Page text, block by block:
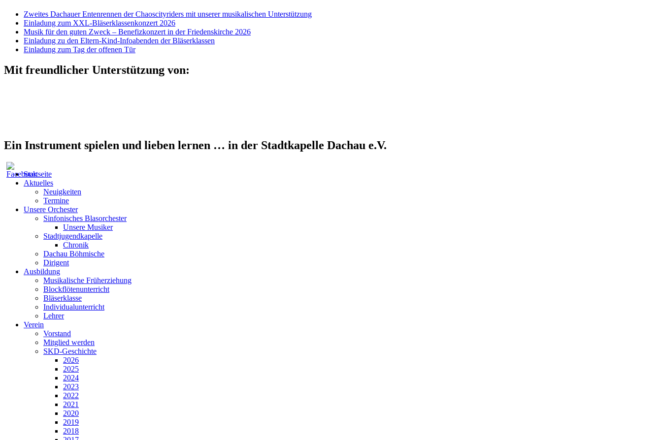
Zweites Dachauer Entenrennen der Chaoscityriders mit unserer musikalischen Unterstützung
Einladung zum XXL-Bläserklassenkonzert 2026
Musik für den guten Zweck – Benefizkonzert in der Friedenskirche 2026
Einladung zu den Eltern-Kind-Infoabenden der Bläserklassen
Einladung zum Tag der offenen Tür
Mit freundlicher Unterstützung von:
Ein Instrument spielen und lieben lernen … in der Stadtkapelle Dachau e.V.
Startseite
Aktuelles
Neuigkeiten
Termine
Unsere Orchester
Sinfonisches Blasorchester
Unsere Musiker
Stadtjugendkapelle
Chronik
Dachau Böhmische
Dirigent
Ausbildung
Musikalische Früherziehung
Blockflötenunterricht
Bläserklasse
Individual­unterricht
Lehrer
Verein
Vorstand
Mitglied werden
SKD-Geschichte
2026
2025
2024
2023
2022
2021
2020
2019
2018